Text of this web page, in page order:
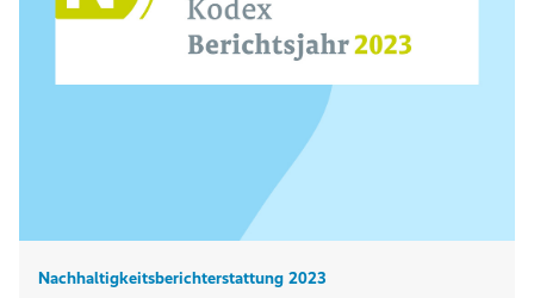
Nachhaltigkeitsberichterstattung 2023